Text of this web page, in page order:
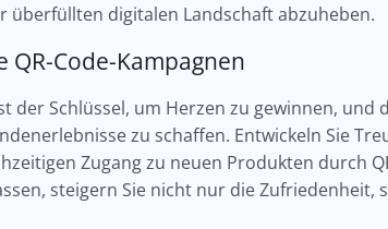
überfüllten digitalen Landschaft abzuheben.
QR-Code-Kampagnen
der Schlüssel, um Herzen zu gewinnen, und
zu schaffen. Entwickeln Sie
Zugang zu neuen Produkten durch
steigern Sie nicht nur die